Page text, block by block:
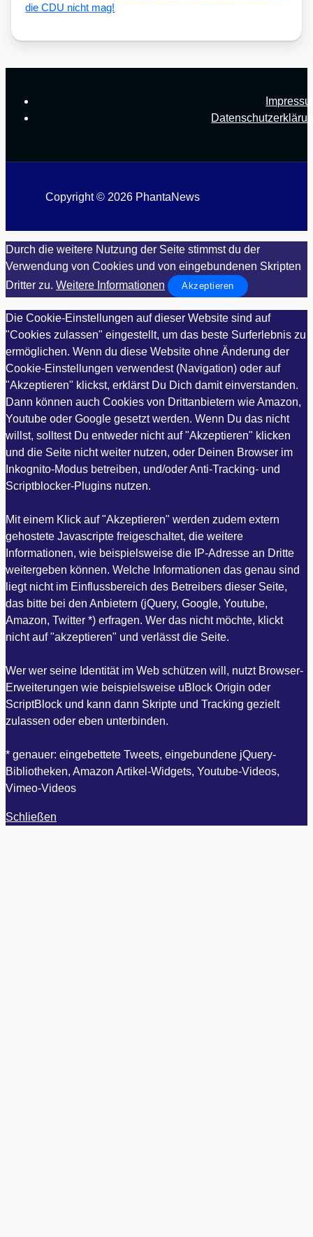
die CDU nicht mag!
Copyright © 2026 PhantaNews
Durch die weitere Nutzung der Seite stimmst du der
Verwendung von Cookies und von eingebundenen Skripten
Dritter zu. Weitere Informationen Akzeptieren
Die Cookie-Einstellungen auf dieser Website sind auf
"Cookies zulassen" eingestellt, um das beste Surferlebnis zu
ermöglichen. Wenn du diese Website ohne Änderung der
Cookie-Einstellungen verwendest (Navigation) oder auf
"Akzeptieren" klickst, erklärst Du Dich damit einverstanden.
Dann können auch Cookies von Drittanbietern wie Amazon,
Youtube oder Google gesetzt werden. Wenn Du das nicht
willst, solltest Du entweder nicht auf "Akzeptieren" klicken
und die Seite nicht weiter nutzen, oder Deinen Browser im
Inkognito-Modus betreiben, und/oder Anti-Tracking- und
Scriptblocker-Plugins nutzen.
Mit einem Klick auf "Akzeptieren" werden zudem extern
gehostete Javascripte freigeschaltet, die weitere
Informationen, wie beispielsweise die IP-Adresse an Dritte
weitergeben können. Welche Informationen das genau sind
liegt nicht im Einflussbereich des Betreibers dieser Seite,
das bitte bei den Anbietern (jQuery, Google, Youtube,
Amazon, Twitter *) erfragen. Wer das nicht möchte, klickt
nicht auf "akzeptieren" und verlässt die Seite.
Wer wer seine Identität im Web schützen will, nutzt Browser-
Erweiterungen wie beispielsweise uBlock Origin oder
ScriptBlock und kann dann Skripte und Tracking gezielt
zulassen oder eben unterbinden.
* genauer: eingebettete Tweets, eingebundene jQuery-
Bibliotheken, Amazon Artikel-Widgets, Youtube-Videos,
Vimeo-Videos
Schließen